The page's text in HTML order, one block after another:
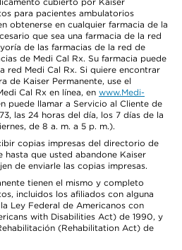
para pacientes ambulatorios
obtenerse en cualquier farmacia de la
que sea una farmacia de la red
de las farmacias de la red de
de Medi Cal Rx. Su farmacia puede
red Medi Cal Rx. Si quiere encontrar
de Kaiser Permanente, use el
Cal Rx en línea, en www.Medi-
puede llamar a Servicio al Cliente de
las 24 horas del día, los 7 días de la
de 8 a. m. a 5 p. m.).
copias impresas del directorio de
hasta que usted abandone Kaiser
de enviarle las copias impresas.
tienen el mismo y completo
incluidos los afiliados con alguna
Ley Federal de Americanos con
with Disabilities Act) de 1990, y
(Rehabilitation Act) de